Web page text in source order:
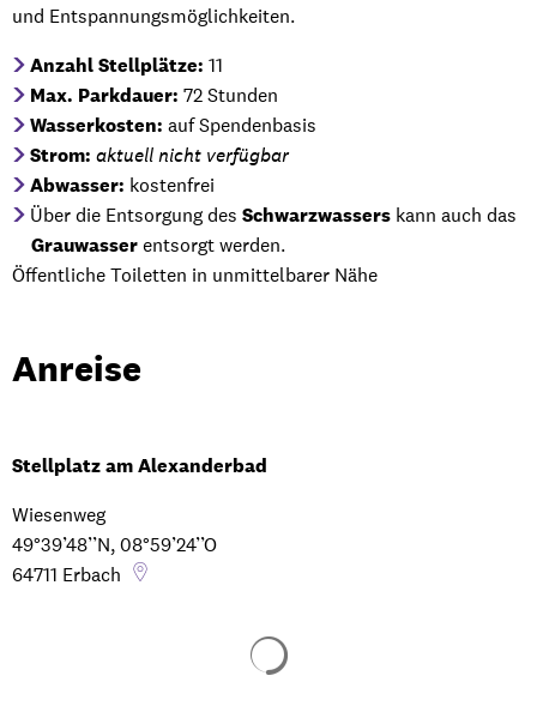
und Entspannungsmöglichkeiten.
Anzahl Stellplätze:11
Max. Parkdauer: 72 Stunden
Wasserkosten:auf Spendenbasis
Strom: aktuell nicht verfügbar
Abwasser: kostenfrei
Über die Entsorgung desSchwarzwassers kann auch das
Grauwasser entsorgt werden.
Öffentliche Toiletten in unmittelbarer Nähe
Anreise
Stellplatz am Alexanderbad
Wiesenweg
49°39’48’’N, 08°59’24’’O
64711 Erbach